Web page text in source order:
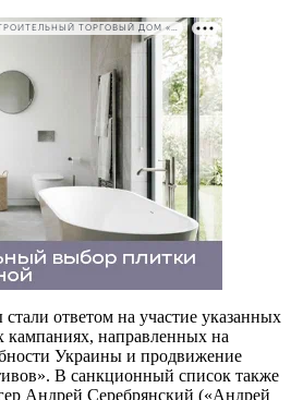
РЕКЛАМА • ООО СТРОИТЕЛЬНЫЙ ТОРГОВЫЙ ДОМ «ПЕТРОВИЧ». ИНН: 7802348846
ответом на участие указанных
направленных на
Украины и продвижение
В санкционный список также
Андрей Серебрянский («Андрей